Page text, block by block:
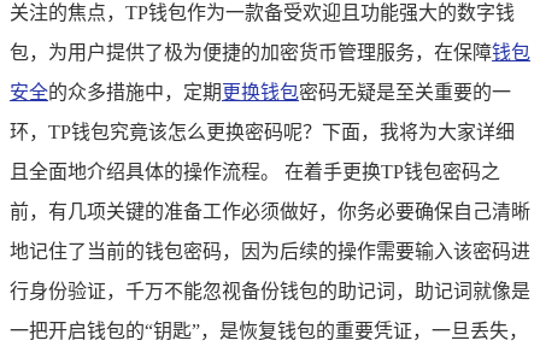
关注的焦点，TP钱包作为一款备受欢迎且功能强大的数字钱
包，为用户提供了极为便捷的加密货币管理服务，在保障钱包
安全的众多措施中，定期 更换钱包密码无疑是至关重要的一
环，TP钱包究竟该怎么更换密码呢？下面，我将为大家详细
且全面地介绍具体的操作流程。 在着手更换TP钱包密码之
前，有几项关键的准备工作必须做好，你务必要确保自己清晰
地记住了当前的钱包密码，因为后续的操作需要输入该密码进
行身份验证，千万不能忽视备份钱包的助记词，助记词就像是
一把开启钱包的“钥匙”，是恢复钱包的重要凭证，一旦丢失，